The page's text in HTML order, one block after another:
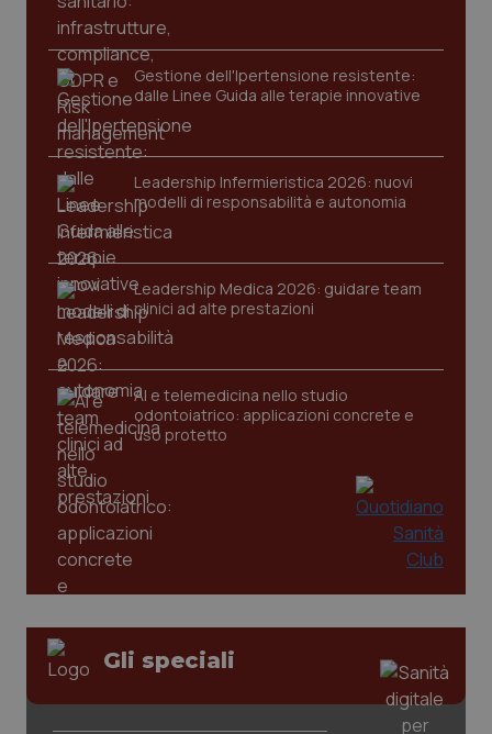
Gestione dell'Ipertensione resistente:
dalle Linee Guida alle terapie innovative
Leadership Infermieristica 2026: nuovi
modelli di responsabilità e autonomia
Leadership Medica 2026: guidare team
clinici ad alte prestazioni
AI e telemedicina nello studio
odontoiatrico: applicazioni concrete e
uso protetto
Gli speciali
CookieScriptConsent
CookieScript
www.quotidianosanita.it
tracking-sites-ironfish-
session-id
_ga
Google LLC
1